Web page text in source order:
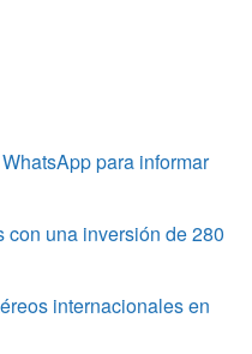
para informar
con una inversión de 280
internacionales en